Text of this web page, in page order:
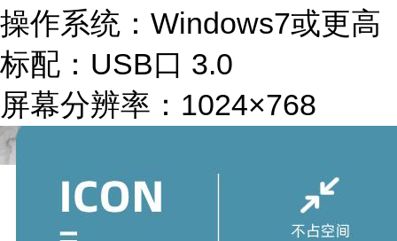
操作系统： Windows7或更高
标配： USB口 3.0
屏幕分辨率： 1024×768